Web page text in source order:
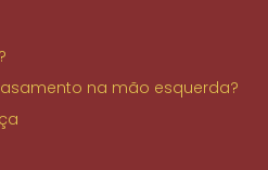
na mão esquerda?